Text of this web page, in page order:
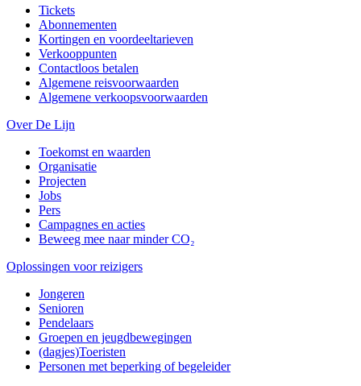
Tickets
Abonnementen
Kortingen en voordeeltarieven
Verkooppunten
Contactloos betalen
Algemene reisvoorwaarden
Algemene verkoopsvoorwaarden
Over De Lijn
Toekomst en waarden
Organisatie
Projecten
Jobs
Pers
Campagnes en acties
Beweeg mee naar minder CO₂
Oplossingen voor reizigers
Jongeren
Senioren
Pendelaars
Groepen en jeugdbewegingen
(dagjes)Toeristen
Personen met beperking of begeleider